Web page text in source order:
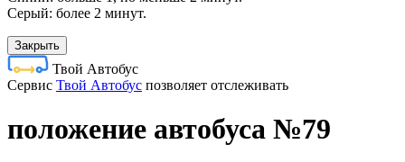
Серый: более 2 минут.
Закрыть
Твой Автобус
Cервис Твой Автобус позволяет отслеживать
положение автобуса №79